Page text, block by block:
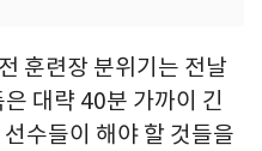
훈련장 분위기는 전날
대략 40분 가까이 긴
수들이 해야 할 것들을